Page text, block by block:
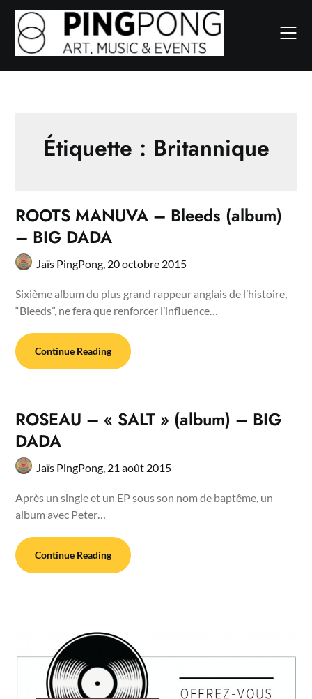
Skip
content
Étiquette : Britannique
ROOTS MANUVA – Bleeds (album)
– BIG DADA
Jaïs PingPong, 20 octobre 2015
Sixième album du plus grand rappeur anglais de l’histoire,
“Bleeds”, ne fera que renforcer l’influence…
Continue Reading
ROSEAU – « SALT » (album) – BIG
DADA
Jaïs PingPong, 21 août 2015
Après un single et un EP sous son nom de baptême, un
album avec Peter…
Continue Reading